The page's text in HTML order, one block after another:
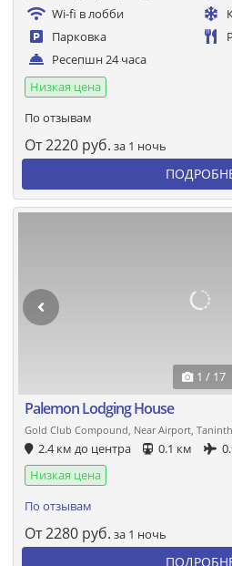
Wi-fi в лобби
Парковка
Ресепшн 24 часа
Низкая цена
По отзывам
От2220 руб. за 1 ночь
1 / 17
Palemon Lodging House
Gold Club Compound, Near Airport,
2.4 км до центра 0.1 км
Низкая цена
По отзывам
От2280 руб. за 1 ночь